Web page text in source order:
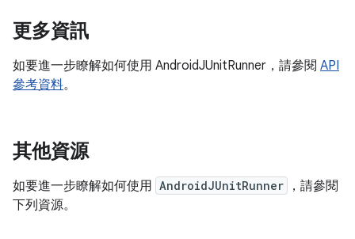
更多資訊
如要進一步瞭解如何使用 AndroidJUnitRunner，請參閱 API
參考資料。
其他資源
如要進一步瞭解如何使用 AndroidJUnitRunner
，請參閱
下列資源。